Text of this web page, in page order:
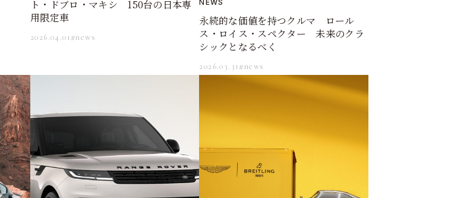
ト・ドブロ・マキシ 150台の日本専
用限定車
2026.04.01 #news
NEWS
永続的な価値を持つクルマ ロール
ス・ロイス・スペクター 未来のクラ
シックとなるべく
2026.03.31 #news